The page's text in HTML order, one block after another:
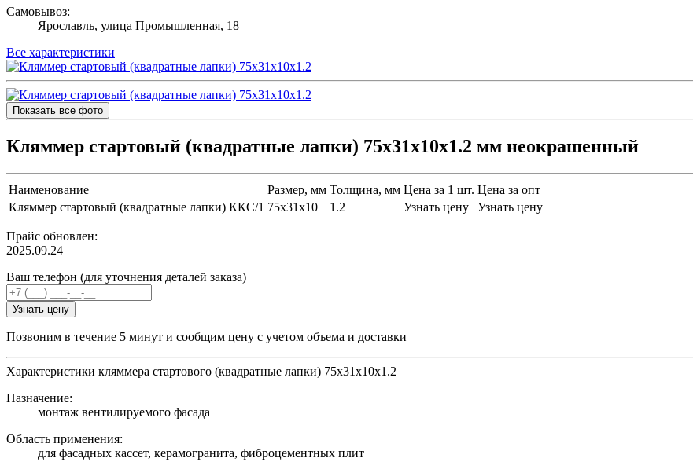
Самовывоз:
Ярославль, улица Промышленная, 18
Все характеристики
Показать все фото
Кляммер стартовый (квадратные лапки) 75х31х10х1.2 мм неокрашенный
Наименование Размер, мм Толщина, мм Цена за 1 шт. Цена за опт
Кляммер стартовый (квадратные лапки) ККС/1 75х31х10 1.2 Узнать цену Узнать цену
Прайс обновлен:
2025.09.24
Ваш телефон (для уточнения деталей заказа)
Узнать цену
Позвоним в течение 5 минут и сообщим цену с учетом объема и доставки
Характеристики кляммера стартового (квадратные лапки) 75х31х10х1.2
Назначение:
монтаж вентилируемого фасада
Область применения:
для фасадных кассет, керамогранита, фиброцементных плит